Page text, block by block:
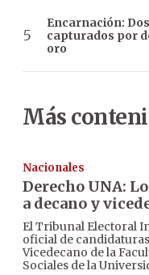
Encarnación:
capturados por
oro
Más
Nacionales
Derecho UNA:
a decano y
El Tribunal Electoral
oficial de
Vicedecano de la
Sociales de la